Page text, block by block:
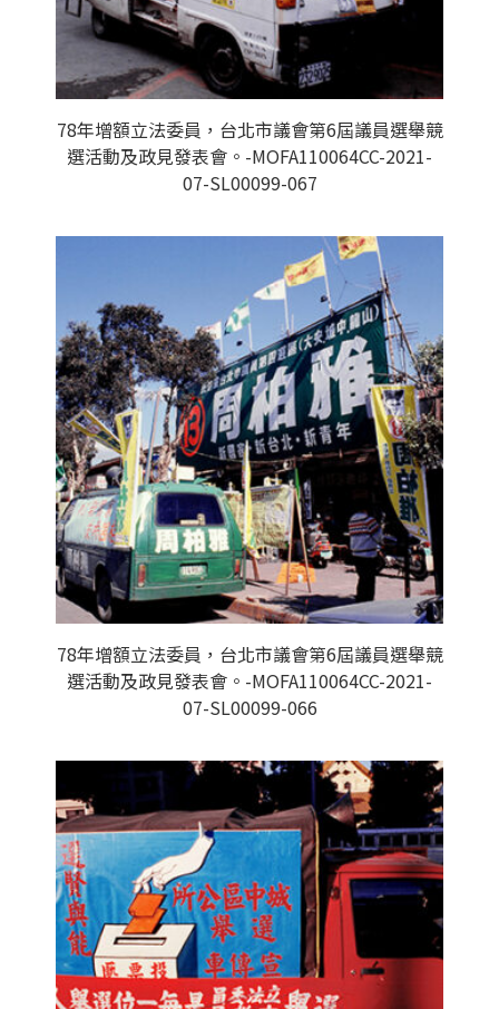
78年增額立法委員，台北市議會第6屆議員選舉競
選活動及政見發表會。-MOFA110064CC-2021-
07-SL00099-067
78年增額立法委員，台北市議會第6屆議員選舉競
選活動及政見發表會。-MOFA110064CC-2021-
07-SL00099-066